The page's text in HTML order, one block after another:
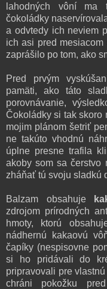
lahodných vôní ma
čokoládky
a odvtedy ich neviem
ich asi pred
zaprášilo po tom, ako
Pred prvým
pamäti, ako táto
porovnávanie,
Čokoládky si tak skoro
mojim plánom šetriť
ne takúto vhodnú
úplne presne trafila
akoby som sa čerstvo
zháňať tú svoju sladkú
Balzam obsahuje
zdrojom prírodných
hmoty, ktorú
nádhernú kakaovú
čapíky (nespisovne
si ho pridávali do
pripravovali pre
chráni pokožku